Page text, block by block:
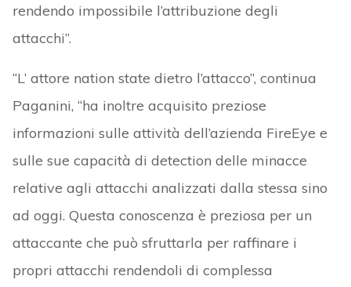
rendendo impossibile l’attribuzione degli
attacchi”.
“L’ attore nation state dietro l’attacco”, continua
Paganini, “ha inoltre acquisito preziose
informazioni sulle attività dell’azienda FireEye e
sulle sue capacità di detection delle minacce
relative agli attacchi analizzati dalla stessa sino
ad oggi. Questa conoscenza è preziosa per un
attaccante che può sfruttarla per raffinare i
propri attacchi rendendoli di complessa